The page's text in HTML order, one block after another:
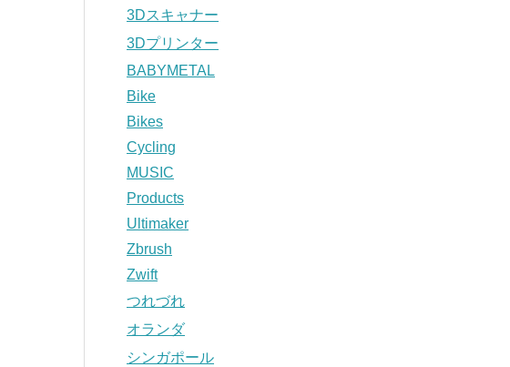
3Dスキャナー
3Dプリンター
BABYMETAL
Bike
Bikes
Cycling
MUSIC
Products
Ultimaker
Zbrush
Zwift
つれづれ
オランダ
シンガポール